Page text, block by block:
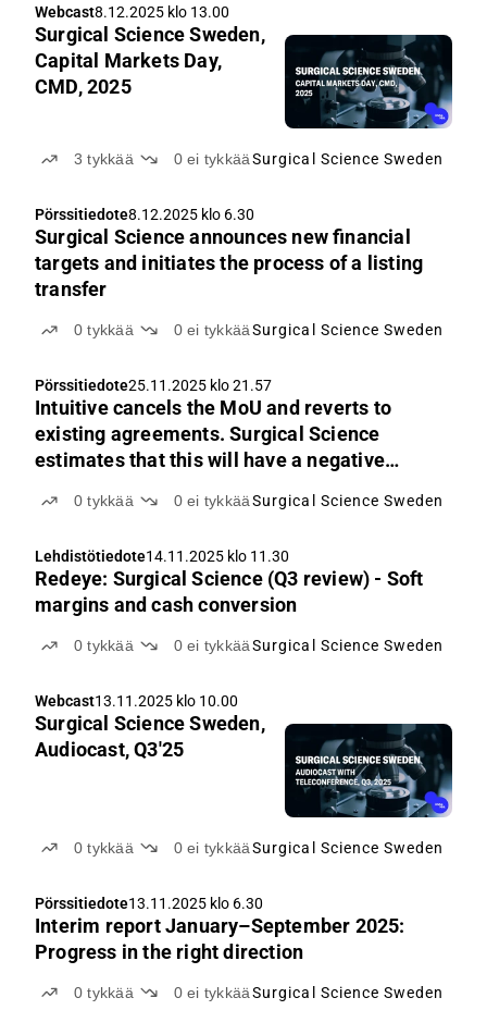
Webcast8.12.2025 klo 13.00
Surgical Science Sweden,
Capital Markets Day,
CMD, 2025
3tykkää 0ei tykkääSurgical Science Sweden
Pörssitiedote8.12.2025 klo 6.30
Surgical Science announces new financial
targets and initiates the process of a listing
transfer
0tykkää 0ei tykkääSurgical Science Sweden
Pörssitiedote25.11.2025 klo 21.57
Intuitive cancels the MoU and reverts to
existing agreements. Surgical Science
estimates that this will have a negative
60-90 million in 2026, compared to 2025.
0tykkää 0ei tykkääSurgical Science Sweden
Lehdistötiedote14.11.2025 klo 11.30
Redeye: Surgical Science (Q3 review) - Soft
margins and cash conversion
0tykkää 0ei tykkääSurgical Science Sweden
Webcast13.11.2025 klo 10.00
Surgical Science Sweden,
Audiocast, Q3'25
0tykkää 0ei tykkääSurgical Science Sweden
Pörssitiedote13.11.2025 klo 6.30
Interim report January–September 2025:
Progress in the right direction
0tykkää 0ei tykkääSurgical Science Sweden